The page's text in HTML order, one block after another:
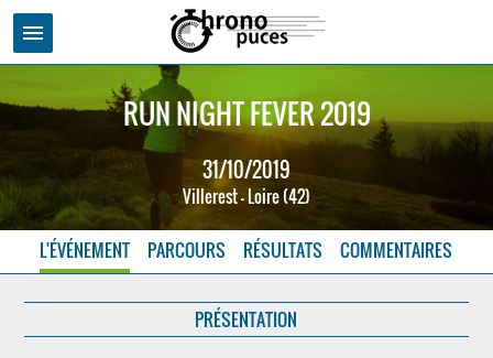
menu
RUN NIGHT FEVER 2019
31/10/2019
Villerest - Loire (42)
L'ÉVÉNEMENT PARCOURS RÉSULTATS COMMENTAIRES
PRÉSENTATION